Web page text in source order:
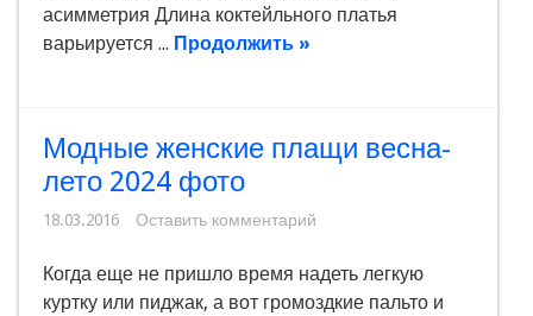
асимметрия Длина коктейльного платья
варьируется ... Продолжить »
Модные женские плащи весна-
лето 2024 фото
18.03.2016 Оставить комментарий
Когда еще не пришло время надеть легкую
куртку или пиджак, а вот громоздкие пальто и